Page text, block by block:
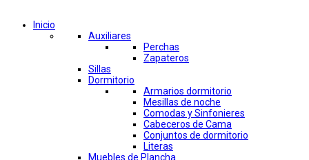
Inicio
Auxiliares
Perchas
Zapateros
Sillas
Dormitorio
Armarios dormitorio
Mesillas de noche
Comodas y Sinfonieres
Cabeceros de Cama
Conjuntos de dormitorio
Literas
Muebles de Plancha